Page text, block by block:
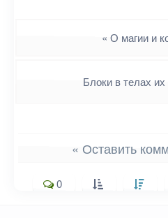
« О магии и
Блоки в телах
« Оставить
0